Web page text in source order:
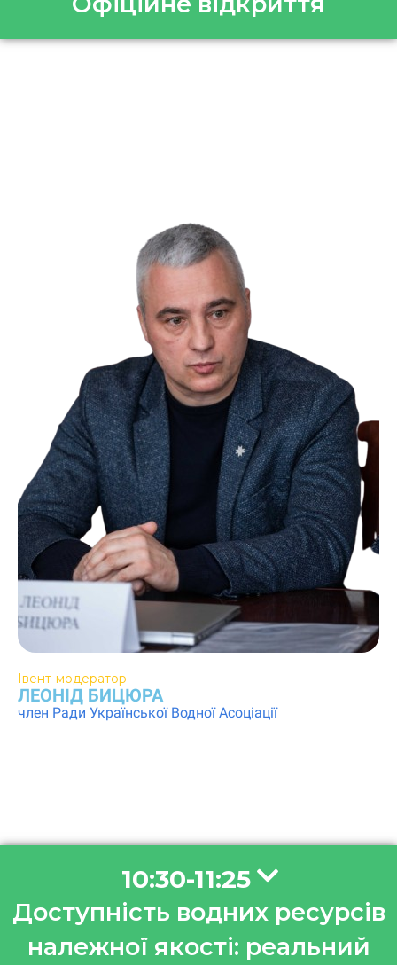
Івент-модератор
ЛЕОНІД БИЦЮРА
член Ради Української Водної Асоціації
10:30-11:25
Доступність водних ресурсів
належної якості: реальний